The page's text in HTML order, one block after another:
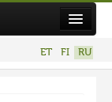
ET FI RU